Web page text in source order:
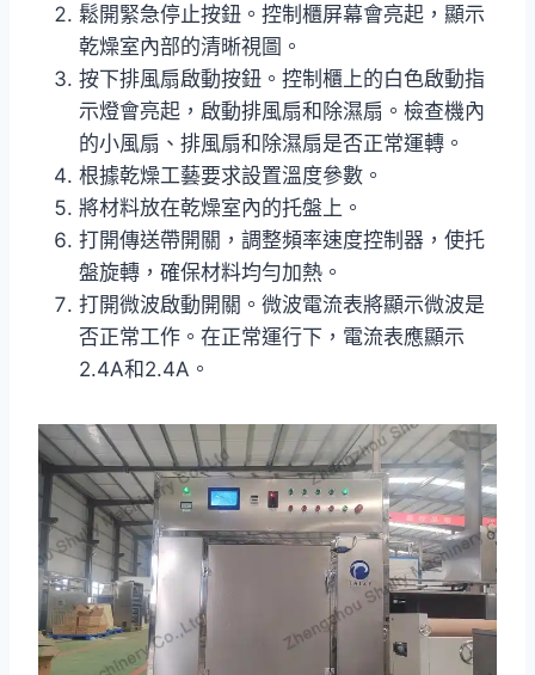
鬆開緊急停止按鈕。控制櫃屏幕會亮起，顯示
乾燥室內部的清晰視圖。
按下排風扇啟動按鈕。控制櫃上的白色啟動指
示燈會亮起，啟動排風扇和除濕扇。檢查機內
的小風扇、排風扇和除濕扇是否正常運轉。
根據乾燥工藝要求設置溫度參數。
將材料放在乾燥室內的托盤上。
打開傳送帶開關，調整頻率速度控制器，使托
盤旋轉，確保材料均勻加熱。
打開微波啟動開關。微波電流表將顯示微波是
否正常工作。在正常運行下，電流表應顯示
2.4A和2.4A。